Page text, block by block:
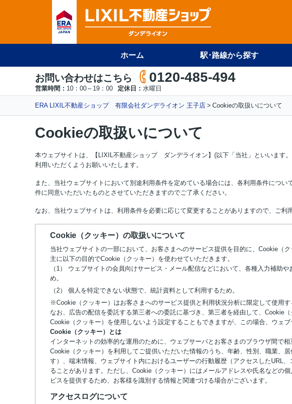
ホーム 駅･路線から探す
お問い合わせはこちら 0120-485-494
営業時間： 10：00～19：00 定休日： 水曜日
ERA LIXIL不動産ショップ 有限会社ダンデライオン 王子店 Cookieの取扱いについて
Cookieの取扱いについて
本ウェブサイトは、【LIXIL不動産ショップ ダンデライオン】(以下「当社」といいます
利用いただくようお願いいたします。
また、当社ウェブサイトにおいて別途利用条件を定めている場合には、各利用条件につ
件に同意いただいたものとさせていただきますのでご了承ください。
なお、当社ウェブサイトは、利用条件を必要に応じて変更することがありますので、ご利
Cookie（クッキー）の取扱いについて
当社ウェブサイトの一部において、お客さまへのサービス提供を目的に、Cookie（
主に以下の目的でCookie（クッキー）を使わせていただきます。
（1） ウェブサイトの会員向けサービス・メール配信などにおいて、各種入力補助
め。
（2） 個人を特定できない状態で、統計資料として利用するため。
※Cookie（クッキー）はお客さまへのサービス提供と利用状況分析に限定して使用
なお、広告の配信を委託する第三者への委託に基づき、第三者を経由して、Cookie
Cookie（クッキー）を使用しないよう設定することもできますが、この場合、ウェ
Cookie（クッキー）とは
インターネットの効率的な運用のために、ウェブサーバとお客さまのブラウザ間で
Cookie（クッキー）を利用してご提供いただいた情報のうち、年齢、性別、職業、
す）、端末情報、ウェブサイト内におけるユーザーの行動履歴（アクセスしたURL
ることがあります。ただし、Cookie（クッキー）にはメールアドレスや氏名などの
ビスを提供するため、お客様を識別する情報と関連づける場合がございます。
アクセスログについて